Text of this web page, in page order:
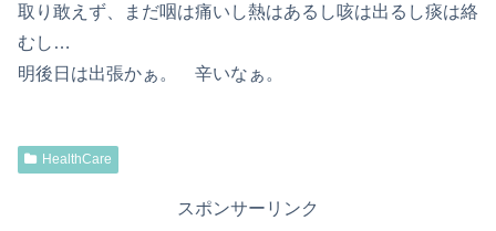
取り敢えず、まだ咽は痛いし熱はあるし咳は出るし痰は絡
むし…
明後日は出張かぁ。 辛いなぁ。
HealthCare
スポンサーリンク